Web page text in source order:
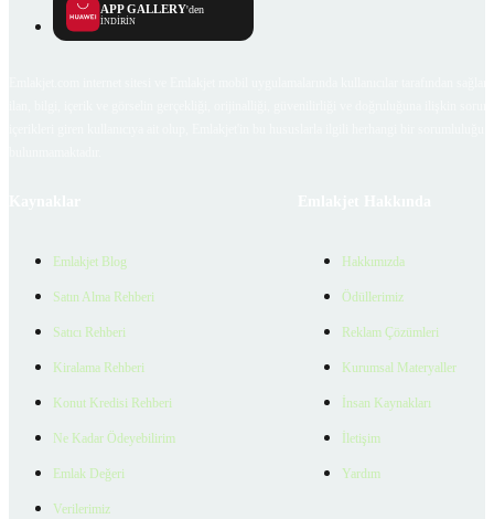
APP GALLERY'den
İNDİRİN
Emlakjet Blog
Satın Alma Rehberi
Satıcı Rehberi
Kiralama Rehberi
Konut Kredisi Rehberi
Ne Kadar Ödeyebilirim
Emlak Değeri
Verilerimiz
Hakkımızda
Ödüllerimiz
Reklam Çözümleri
Kurumsal Materyaller
İnsan Kaynakları
İletişim
Yardım